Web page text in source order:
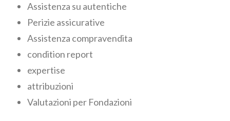
Assistenza su autentiche
Perizie assicurative
Assistenza compravendita
condition report
expertise
attribuzioni
Valutazioni per Fondazioni